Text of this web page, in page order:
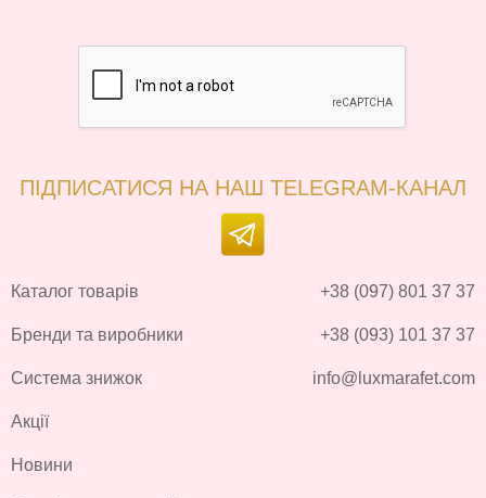
ПІДПИСАТИСЯ НА НАШ TELEGRAM-КАНАЛ
Каталог товарів
Бренди та виробники
Система знижок
Акції
Новини
+38 (097) 801 37 37
+38 (093) 101 37 37
info@luxmarafet.com